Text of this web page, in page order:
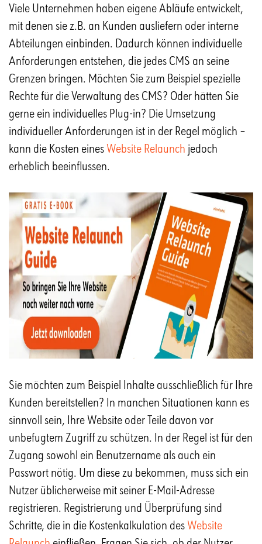
Viele Unternehmen haben eigene Abläufe entwickelt,
mit denen sie z.B. an Kunden ausliefern oder interne
Abteilungen einbinden. Dadurch können individuelle
Anforderungen entstehen, die jedes CMS an seine
Grenzen bringen. Möchten Sie zum Beispiel spezielle
Rechte für die Verwaltung des CMS? Oder hätten Sie
gerne ein individuelles Plug-in? Die Umsetzung
individueller Anforderungen ist in der Regel möglich –
kann die Kosten einesWebsite Relaunch jedoch
erheblich beeinflussen.
Sie möchten zum Beispiel Inhalte ausschließlich für Ihre
Kunden bereitstellen? In manchen Situationen kann es
sinnvoll sein, Ihre Website oder Teile davon vor
unbefugtem Zugriff zu schützen. In der Regel ist für den
Zugang sowohl ein Benutzername als auch ein
Passwort nötig. Um diese zu bekommen, muss sich ein
Nutzer üblicherweise mit seiner E-Mail-Adresse
registrieren. Registrierung und Überprüfung sind
Schritte, die in die Kostenkalkulation desWebsite